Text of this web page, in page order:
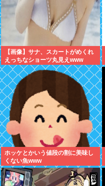
【画像】サナ、スカートがめくれ
えっちなショーツ丸見えwww
ホッケとかいう値段の割に美味し
くない魚www